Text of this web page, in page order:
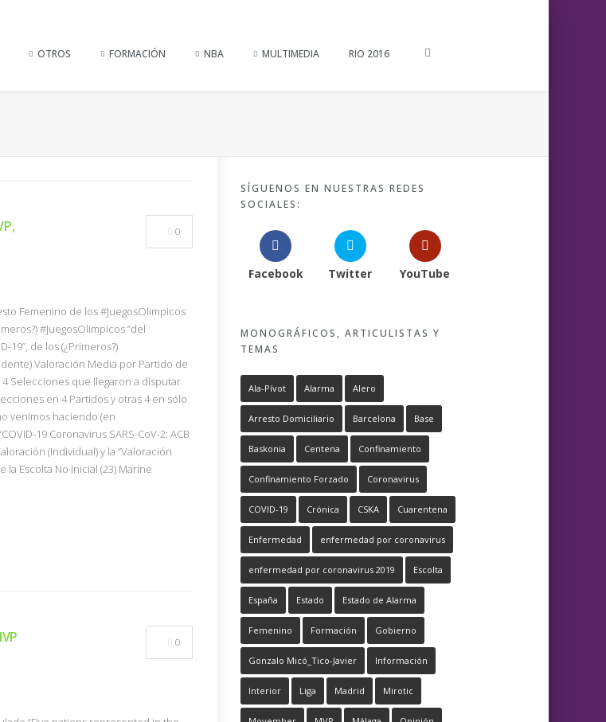
OTROS FORMACIÓN NBA MULTIMEDIA RIO 2016
0
Femenino de los #JuegosOlimpicos
#JuegosOlimpicos “del
19”, de los (¿Primeros?)
Valoración Media por Partido de
4 Selecciones que llegaron a disputar
en 4 Partidos y otras 4 en sólo
venimos haciendo (en
19 Coronavirus SARS-CoV-2: ACB
(Individual) y la “Valoración
la Escolta No Inicial (23) Marine
0
SÍGUENOS EN NUESTRAS REDES
SOCIALES:
Facebook Twitter YouTube
MONOGRÁFICOS, ARTICULISTAS Y
TEMAS
Ala-Pívot Alarma Alero
Arresto Domiciliario Barcelona Base
Baskonia Centena Confinamiento
Confinamiento Forzado Coronavirus
COVID-19 Crónica CSKA Cuarentena
Enfermedad enfermedad por coronavirus
enfermedad por coronavirus 2019 Escolta
España Estado Estado de Alarma
Femenino Formación Gobierno
Gonzalo Micó_Tico-Javier Información
Interior Liga Madrid Mirotic